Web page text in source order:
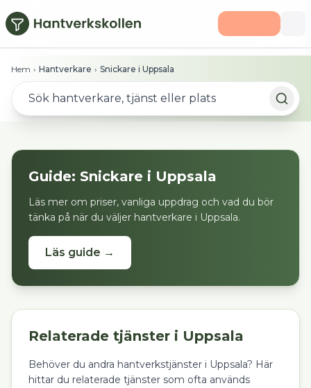
Hoppa till huvudinnehåll
Hem › Hantverkare › Snickare i Uppsala
Guide: Snickare i Uppsala
Läs mer om priser, vanliga uppdrag och vad du bör
tänka på när du väljer hantverkare i Uppsala.
Läs guide →
Relaterade tjänster i Uppsala
Behöver du andra hantverkstjänster i Uppsala? Här
hittar du relaterade tjänster som ofta används